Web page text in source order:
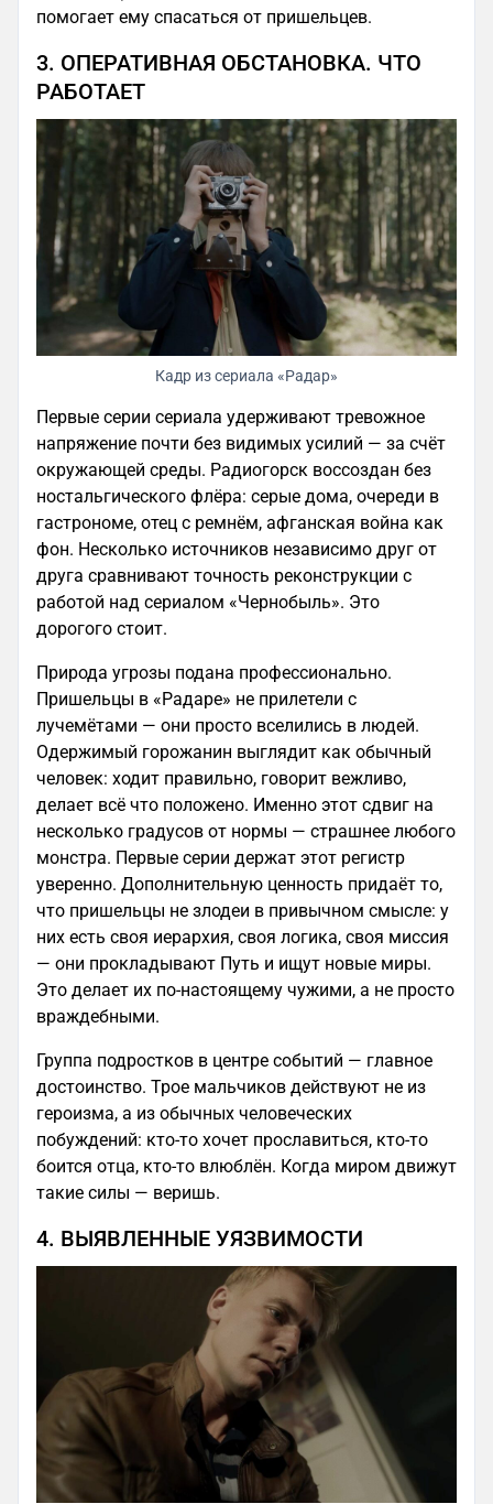
помогает ему спасаться от пришельцев.
3. ОПЕРАТИВНАЯ ОБСТАНОВКА. ЧТО
РАБОТАЕТ
Кадр из сериала «Радар»
Первые серии сериала удерживают тревожное
напряжение почти без видимых усилий — за счёт
окружающей среды. Радиогорск воссоздан без
ностальгического флёра: серые дома, очереди в
гастрономе, отец с ремнём, афганская война как
фон. Несколько источников независимо друг от
друга сравнивают точность реконструкции с
работой над сериалом «Чернобыль». Это
дорогого стоит.
Природа угрозы подана профессионально.
Пришельцы в «Радаре» не прилетели с
лучемётами — они просто вселились в людей.
Одержимый горожанин выглядит как обычный
человек: ходит правильно, говорит вежливо,
делает всё что положено. Именно этот сдвиг на
несколько градусов от нормы — страшнее любого
монстра. Первые серии держат этот регистр
уверенно. Дополнительную ценность придаёт то,
что пришельцы не злодеи в привычном смысле: у
них есть своя иерархия, своя логика, своя миссия
— они прокладывают Путь и ищут новые миры.
Это делает их по-настоящему чужими, а не просто
враждебными.
Группа подростков в центре событий — главное
достоинство. Трое мальчиков действуют не из
героизма, а из обычных человеческих
побуждений: кто-то хочет прославиться, кто-то
боится отца, кто-то влюблён. Когда миром движут
такие силы — веришь.
4. ВЫЯВЛЕННЫЕ УЯЗВИМОСТИ